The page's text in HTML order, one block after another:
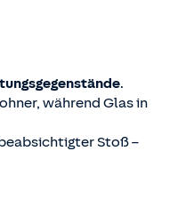
.
während Glas in
Stoß –